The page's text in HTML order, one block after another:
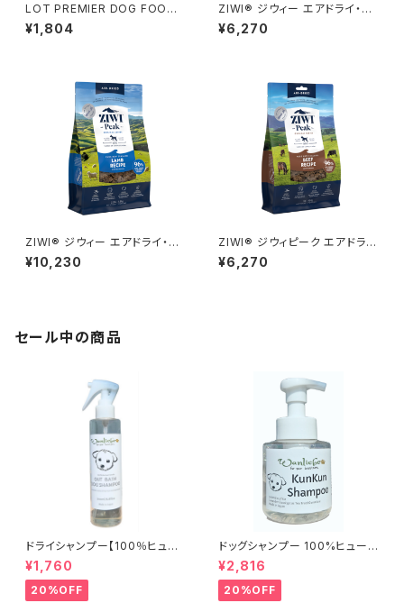
LOT PREMIER DOG FOOD
チキン&アガリクス 高齢犬用 全
犬種 500g
¥1,804
ZIWI® ジウィー エアドライ・ド
ッグフード ラム 454g
¥6,270
ZIWI® ジウィー エアドライ・ド
ッグフード ラム 1kg
¥10,230
ZIWI® ジウィピーク エアドラ
イ・ドッグフード グラスフェッドビ
ーフ454g
¥6,270
セール中の商品
ドライシャンプー【100％ヒュー
マングレード アウトバスドッグ
シャンプー】日本製
¥1,760
20%OFF
ドッグシャンプー 100%ヒューマ
ングレード 日本製 Wanliebe
Kun Kun Shampo wlds230
7
¥2,816
20%OFF